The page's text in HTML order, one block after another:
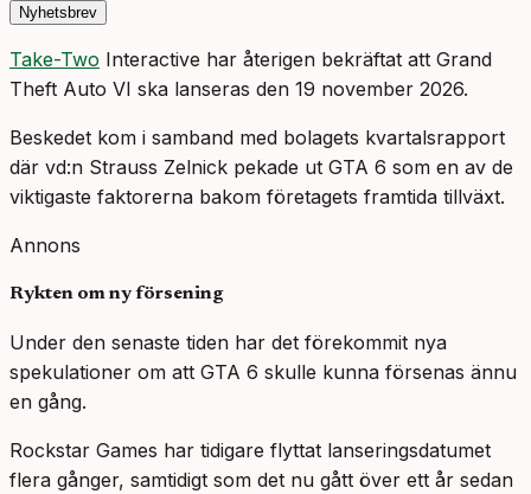
Nyhetsbrev
Take-Two Interactive har återigen bekräftat att Grand
Theft Auto VI ska lanseras den 19 november 2026.
Beskedet kom i samband med bolagets kvartalsrapport
där vd:n Strauss Zelnick pekade ut GTA 6 som en av de
viktigaste faktorerna bakom företagets framtida tillväxt.
Annons
Rykten om ny försening
Under den senaste tiden har det förekommit nya
spekulationer om att GTA 6 skulle kunna försenas ännu
en gång.
Rockstar Games har tidigare flyttat lanseringsdatumet
flera gånger, samtidigt som det nu gått över ett år sedan